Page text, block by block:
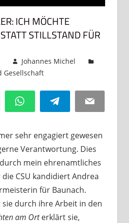
ICH MÖCHTE
STILLSTAND FÜR
Johannes Michel
Gesellschaft
WhatsAppTelegram Email
sehr engagiert gewesen
Verantwortung. Dies
mein ehrenamtliches
die CSU kandidiert Andrea
für Baunach.
durch ihre Arbeit in den
am Orterklärt sie,